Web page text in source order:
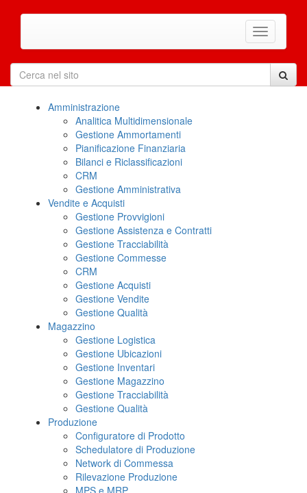
Amministrazione
Analitica Multidimensionale
Gestione Ammortamenti
Pianificazione Finanziaria
Bilanci e Riclassificazioni
CRM
Gestione Amministrativa
Vendite e Acquisti
Gestione Provvigioni
Gestione Assistenza e Contratti
Gestione Tracciabilità
Gestione Commesse
CRM
Gestione Acquisti
Gestione Vendite
Gestione Qualità
Magazzino
Gestione Logistica
Gestione Ubicazioni
Gestione Inventari
Gestione Magazzino
Gestione Tracciabilità
Gestione Qualità
Produzione
Configuratore di Prodotto
Schedulatore di Produzione
Network di Commessa
Rilevazione Produzione
MPS e MRP